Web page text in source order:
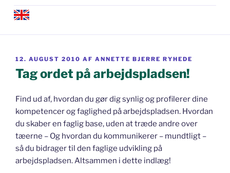
UDGIVET
DEN
12. AUGUST 2010 AF ANNETTE BJERRE RYHEDE
Tag ordet på arbejdspladsen!
Find ud af, hvordan du gør dig synlig og profilerer dine
kompetencer og faglighed på arbejdspladsen. Hvordan
du skaber en faglig base, uden at træde andre over
tæerne – Og hvordan du kommunikerer – mundtligt –
så du bidrager til den faglige udvikling på
arbejdspladsen. Altsammen i dette indlæg!